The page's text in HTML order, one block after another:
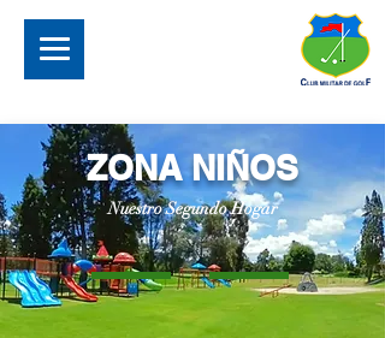
ZONA NIÑOS
Nuestro Segundo Hogar